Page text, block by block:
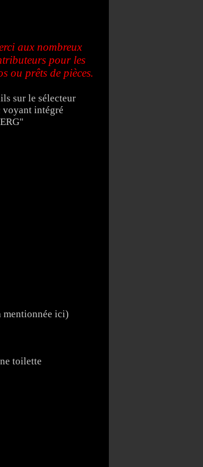
aux nombreux
pour les
ou prêts de pièces.
sur le sélecteur
voyant intégré
mentionnée ici)
toilette